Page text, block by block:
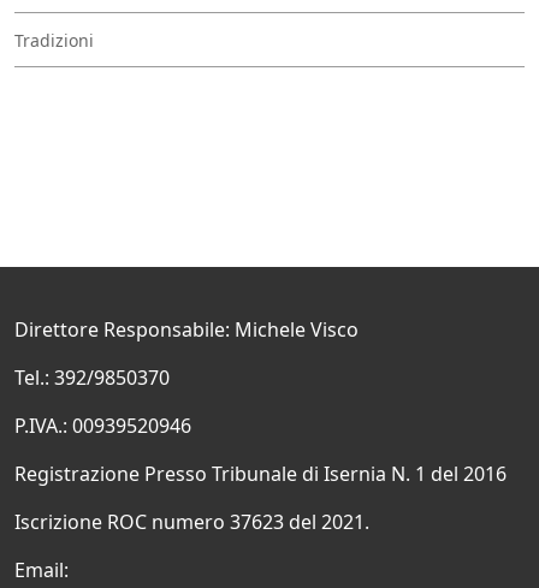
Tradizioni
Direttore Responsabile: Michele Visco
Tel.: 392/9850370
P.IVA.: 00939520946
Registrazione Presso Tribunale di Isernia N. 1 del 2016
Iscrizione ROC numero 37623 del 2021.
Email: